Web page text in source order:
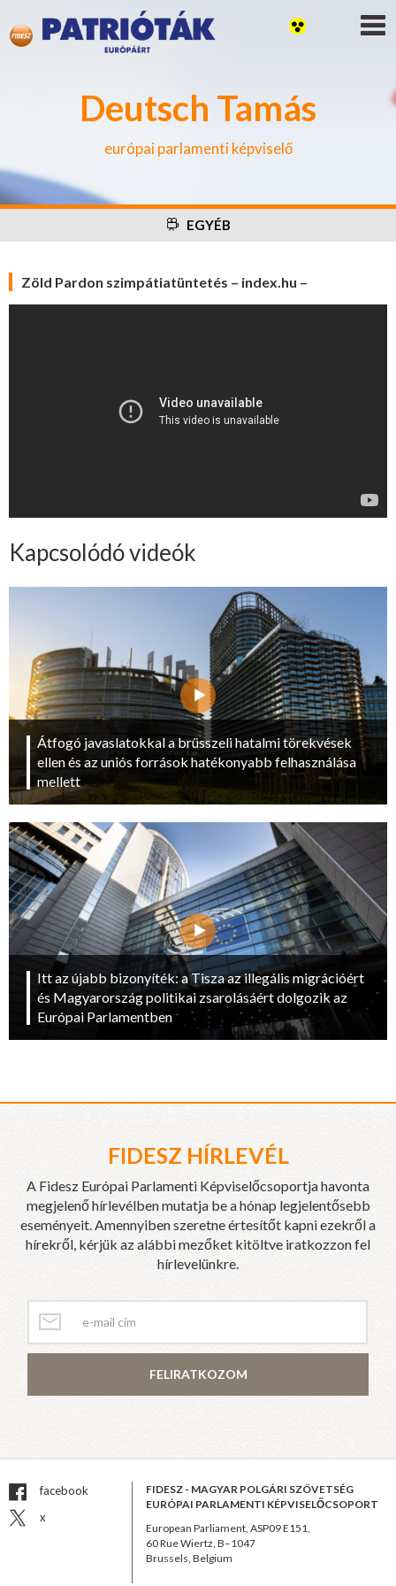
Deutsch Tamás
európai parlamenti képviselő
EGYÉB
Zöld Pardon szimpátiatüntetés – index.hu –
Kapcsolódó videók
Átfogó javaslatokkal a brüsszeli hatalmi törekvések
ellen és az uniós források hatékonyabb felhasználása
mellett
Itt az újabb bizonyíték: a Tisza az illegális migrációért
és Magyarország politikai zsarolásáért dolgozik az
Európai Parlamentben
FIDESZ HÍRLEVÉL
A Fidesz Európai Parlamenti Képviselőcsoportja havonta
megjelenő hírlevélben mutatja be a hónap legjelentősebb
eseményeit. Amennyiben szeretne értesítőt kapni ezekről a
hírekről, kérjük az alábbi mezőket kitöltve iratkozzon fel
hírlevelünkre.
FELIRATKOZOM
facebook
x
FIDESZ - MAGYAR POLGÁRI SZÖVETSÉG
EURÓPAI PARLAMENTI KÉPVISELŐCSOPORT
European Parliament, ASP09 E151,
60 Rue Wiertz, B–1047
Brussels, Belgium